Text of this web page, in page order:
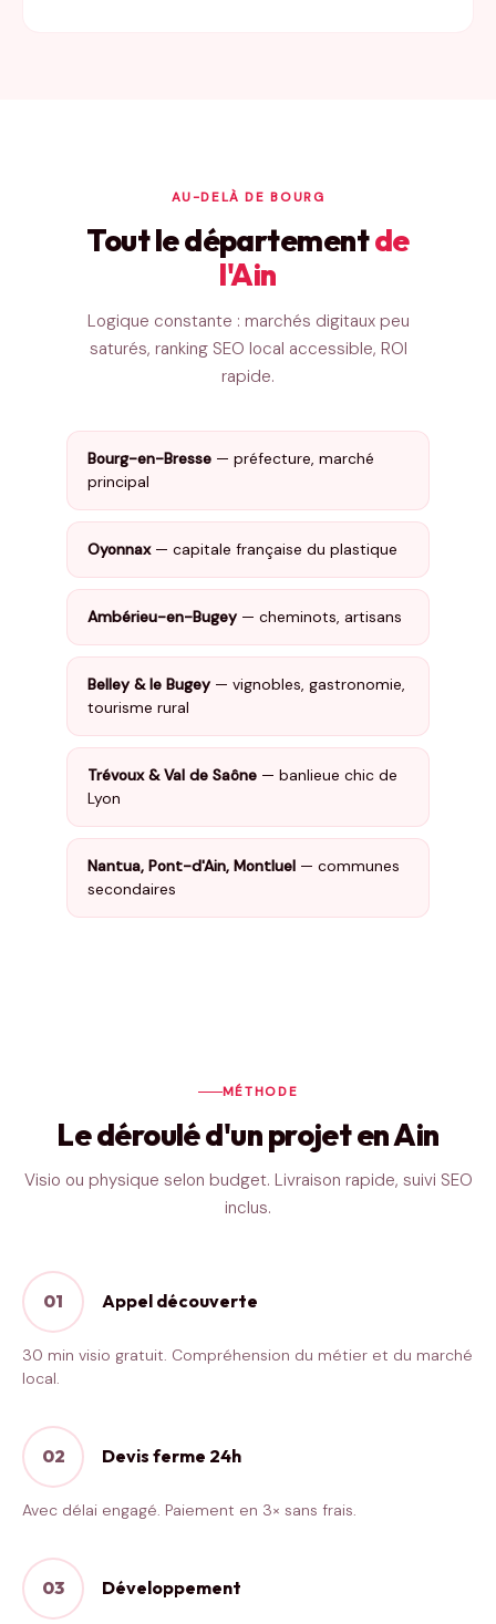
AU-DELÀ DE BOURG
Tout le départementde
l'Ain
Logique constante : marchés digitaux peu
saturés, ranking SEO local accessible, ROI
rapide.
Bourg-en-Bresse — préfecture, marché
principal
Oyonnax— capitale française du plastique
Ambérieu-en-Bugey — cheminots, artisans
Belley & le Bugey — vignobles, gastronomie,
tourisme rural
Trévoux & Val de Saône — banlieue chic de
Lyon
Nantua, Pont-d'Ain, Montluel — communes
secondaires
MÉTHODE
Le déroulé d'un projet en Ain
Visio ou physique selon budget. Livraison rapide, suivi SEO
inclus.
01 Appel découverte
30 min visio gratuit. Compréhension du métier et du marché
local.
02 Devis ferme 24h
Avec délai engagé. Paiement en 3× sans frais.
03 Développement